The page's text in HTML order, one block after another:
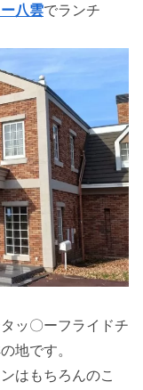
八雲でランチ
ッ〇ーフライドチ
地です。
はもちろんのこ